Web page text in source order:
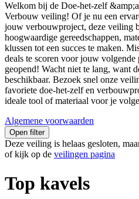
Welkom bij de Doe-het-zelf
Verbouw veiling! Of je nu een
jouw verbouwproject, deze veiling
hoogwaardige gereedschappen,
klussen tot een succes te maken.
deals te scoren voor jouw
geopend! Wacht niet te lang, want
beschikbaar. Bezoek snel onze
favoriete doe-het-zelf en
ideale tool of materiaal voor je
Algemene voorwaarden
Open filter
Deze veiling is helaas gesloten,
of kijk op de veilingen pagina
Top kavels